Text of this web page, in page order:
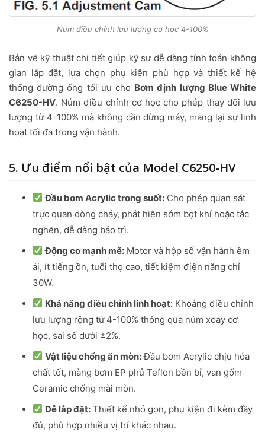
Núm điều chỉnh lưu lượng cơ học 4-100%
Bản vẽ kỹ thuật chi tiết giúp kỹ sư dễ dàng tính toán không
gian lắp đặt, lựa chọn phụ kiện phù hợp và thiết kế hệ
thống đường ống tối ưu cho Bơm định lượng Blue White
C6250-HV. Núm điều chỉnh cơ học cho phép thay đổi lưu
lượng từ 4-100% mà không cần dừng máy, mang lại sự linh
hoạt tối đa trong vận hành.
5. Ưu điểm nổi bật của Model C6250-HV
Đầu bơm Acrylic trong suốt:Cho phép quan sát
trực quan dòng chảy, phát hiện sớm bọt khí hoặc tắc
nghẽn, dễ dàng bảo trì.
Động cơ mạnh mẽ:Motor và hộp số vận hành êm
ái, ít tiếng ồn, tuổi thọ cao, tiết kiệm điện năng chỉ
30W.
Khả năng điều chỉnh linh hoạt:Khoảng điều chỉnh
lưu lượng rộng từ 4-100% thông qua núm xoay cơ
học, sai số dưới ±2%.
Vật liệu chống ăn mòn:Đầu bơm Acrylic chịu hóa
chất tốt, màng bơm EP phủ Teflon bền bỉ, van gốm
Ceramic chống mài mòn.
Dễ lắp đặt:Thiết kế nhỏ gọn, phụ kiện đi kèm đầy
đủ, phù hợp nhiều vị trí khác nhau.